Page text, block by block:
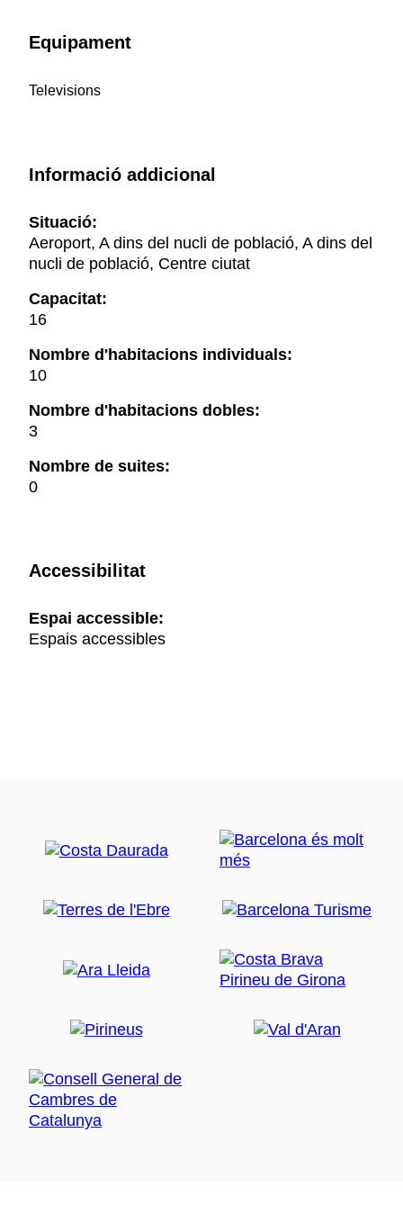
Equipament
Televisions
Informació addicional
Situació:
Aeroport, A dins del nucli de població, A dins del
nucli de població, Centre ciutat
Capacitat:
16
Nombre d'habitacions individuals:
10
Nombre d'habitacions dobles:
3
Nombre de suites:
0
Accessibilitat
Espai accessible:
Espais accessibles